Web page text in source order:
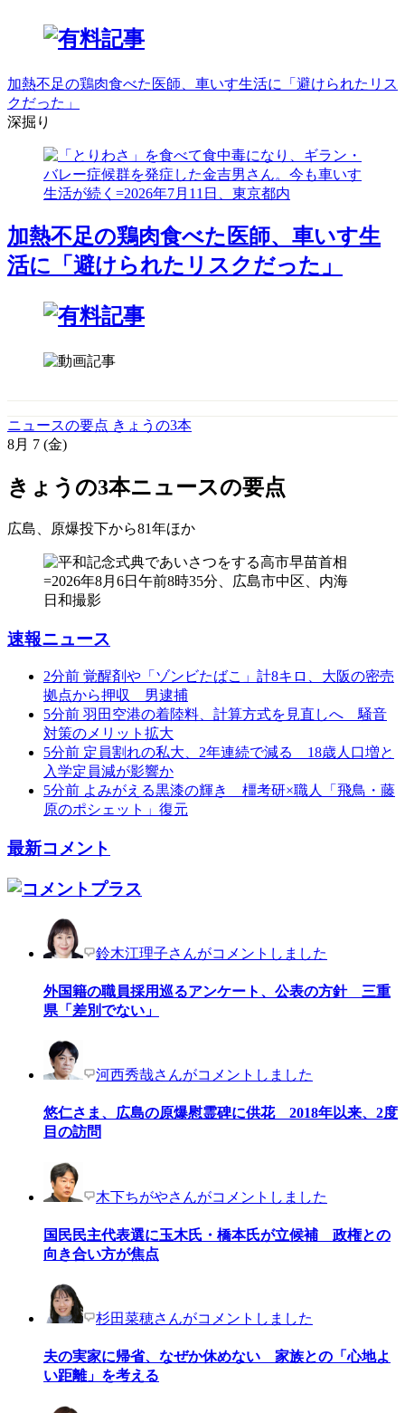
加熱不足の鶏肉食べた医師、車いす生活に「避けられたリス
クだった」
深掘り
加熱不足の鶏肉食べた医師、車いす生
活に「避けられたリスクだった」
ニュースの要点 きょうの3本
8月 7 (金)
きょうの3本ニュースの要点
広島、原爆投下から81年ほか
速報ニュース
2分前 覚醒剤や「ゾンビたばこ」計8キロ、大阪の密売
拠点から押収 男逮捕
5分前 羽田空港の着陸料、計算方式を見直しへ 騒音
対策のメリット拡大
5分前 定員割れの私大、2年連続で減る 18歳人口増と
入学定員減が影響か
5分前 よみがえる黒漆の輝き 橿考研×職人「飛鳥・藤
原のポシェット」復元
最新コメント
鈴木江理子さんがコメントしました
外国籍の職員採用巡るアンケート、公表の方針 三重
県「差別でない」
河西秀哉さんがコメントしました
悠仁さま、広島の原爆慰霊碑に供花 2018年以来、2度
目の訪問
木下ちがやさんがコメントしました
国民民主代表選に玉木氏・橋本氏が立候補 政権との
向き合い方が焦点
杉田菜穂さんがコメントしました
夫の実家に帰省、なぜか休めない 家族との「心地よ
い距離」を考える